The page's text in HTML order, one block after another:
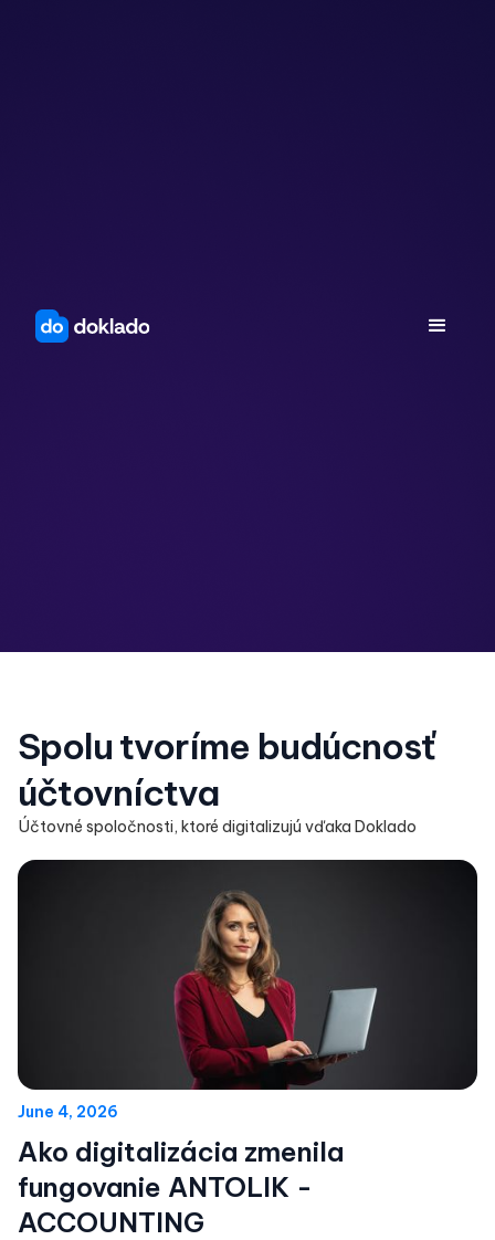
Spolu tvoríme budúcnosť
účtovníctva
Účtovné spoločnosti, ktoré digitalizujú vďaka Doklado
June 4, 2026
Ako digitalizácia zmenila
fungovanie ANTOLIK -
ACCOUNTING